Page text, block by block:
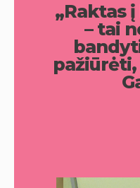
„Raktas
– tai
pažiūrėti,